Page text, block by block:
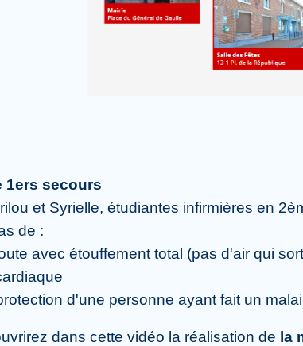
1ers secours
et Syrielle, étudiantes infirmières en
de :
avec étouffement total (pas d'air qui
d'une personne ayant fait un
dans cette vidéo la réalisation de la